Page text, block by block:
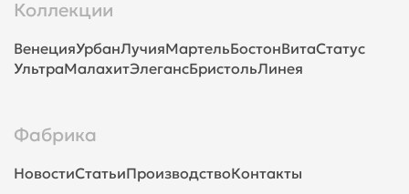
Коллекции
ВенецияУрбанЛучияМартельБостонВитаСтатус
УльтраМалахитЭлегансБристольЛинея
Фабрика
НовостиСтатьиПроизводствоКонтакты